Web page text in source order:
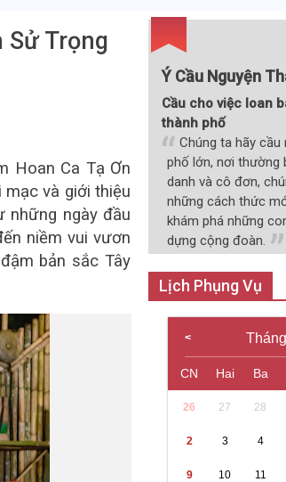
Sử Trọng
Hoan Ca Tạ Ơn
mạc và giới thiệu
những ngày đầu
niềm vui vươn
bản sắc Tây
Ý Cầu Nguyện
Cầu cho việc loan
thành phố
Chúng ta hãy
phố lớn, nơi thường
danh và cô đơn,
những cách thức
khám phá những
dựng cộng đoàn.
Lịch Phụng Vụ
CN Hai Ba
26 27 28
2 3 4
9 10 11